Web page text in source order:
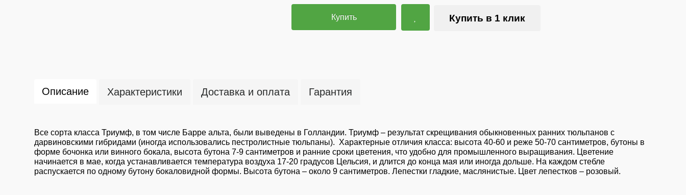
Купить Купить в 1 клик
Описание Характеристики Доставка и оплата Гарантия
Все сорта класса Триумф, в том числе Барре альта, были выведены в Голландии. Триумф – результат скрещивания обыкновенных ранних тюльпанов с
дарвиновскими гибридами (иногда использовались пестролистные тюльпаны). Характерные отличия класса: высота 40-60 и реже 50-70 сантиметров, бутоны в
форме бочонка или винного бокала, высота бутона 7-9 сантиметров и ранние сроки цветения, что удобно для промышленного выращивания. Цветение
начинается в мае, когда устанавливается температура воздуха 17-20 градусов Цельсия, и длится до конца мая или иногда дольше. На каждом стебле
распускается по одному бутону бокаловидной формы. Высота бутона – около 9 сантиметров. Лепестки гладкие, маслянистые. Цвет лепестков – розовый.